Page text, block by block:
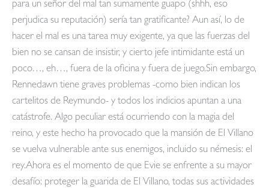
para un señor del mal tan sumamente guapo (shhh, eso
perjudica su reputación) sería tan gratificante? Aun así, lo de
hacer el mal es una tarea muy exigente, ya que las fuerzas del
bien no se cansan de insistir, y cierto jefe intimidante está un
poco…, eh…, fuera de la oficina y fuera de juego.Sin embargo,
Rennedawn tiene graves problemas -como bien indican los
cartelitos de Reymundo- y todos los indicios apuntan a una
catástrofe. Algo peculiar está ocurriendo con la magia del
reino, y este hecho ha provocado que la mansión de El Villano
se vuelva vulnerable ante sus enemigos, incluido su némesis: el
rey.Ahora es el momento de que Evie se enfrente a su mayor
desafío: proteger la guarida de El Villano, todas sus actividades